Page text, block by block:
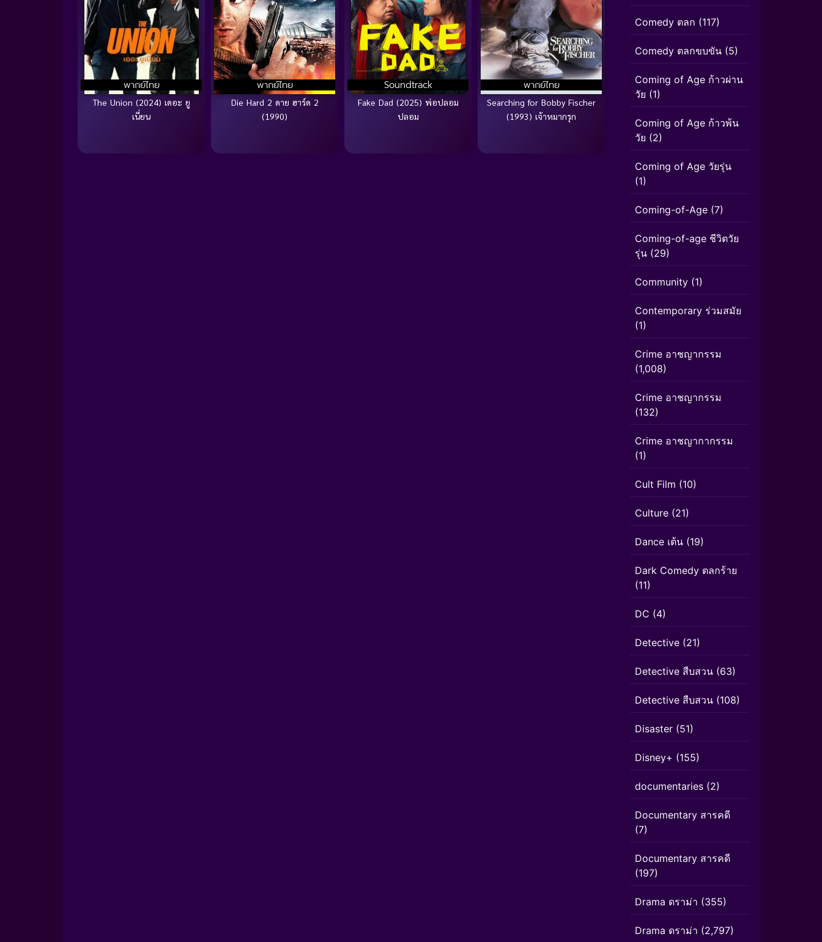
พากย์ไทย
The Union (2024) เดอะ ยู
เนี่ยน
พากย์ไทย
Die Hard 2 ดาย ฮาร์ด 2
(1990)
Soundtrack
Fake Dad (2025) พ่อปลอม
ปลอม
พากย์ไทย
Searching for Bobby Fischer
(1993) เจ้าหมากรุก
Comedy ตลก (117)
Comedy ตลกขบขัน (5)
Coming of Age ก้าวผ่าน
วัย (1)
Coming of Age ก้าวพ้น
วัย (2)
Coming of Age วัยรุ่น
(1)
Coming-of-Age (7)
Coming-of-age ชีวิตวัย
รุ่น (29)
Community (1)
Contemporary ร่วมสมัย
(1)
Crime อาชญากรรม
(1,008)
Crime อาชญากรรม
(132)
Crime อาชญากากรรม
(1)
Cult Film (10)
Culture (21)
Dance เต้น (19)
Dark Comedy ตลกร้าย
(11)
DC (4)
Detective (21)
Detective สืบสวน (63)
Detective สืบสวน (108)
Disaster (51)
Disney+ (155)
documentaries (2)
Documentary สารคดี
(7)
Documentary สารคดี
(197)
Drama ดราม่า (355)
Drama ดราม่า (2,797)